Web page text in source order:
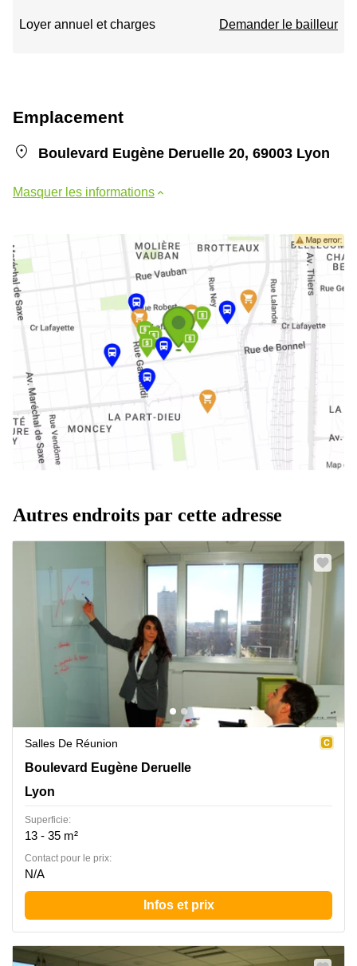
Loyer annuel et charges Demander le bailleur
Emplacement
Boulevard Eugène Deruelle 20, 69003 Lyon
Masquer les informations
Autres endroits par cette adresse
Salles De Réunion
Boulevard Eugène Deruelle 20, Lyon
Boulevard Eugène Deruelle
Lyon
Superficie:
13 - 35 m²
Contact pour le prix:
N/A
Infos et prix